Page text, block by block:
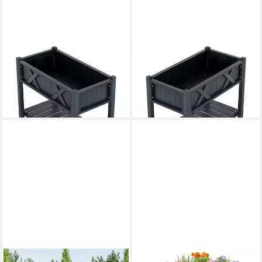
KOMFOTTEU
Hochbeet Pflanzkasten
112,99 € UVP158,99 €
-29%
in 6-7 Werktagen bei dir
Hochbeet
112,99 € UVP 179,99 €
-37%
in 4-5 Werktagen bei dir
ANYSUN MEULBATY